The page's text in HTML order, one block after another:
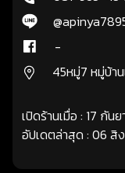
-
45หมู่7 หมู่บ้า
เปิดร้านเมื่อ : 17 กัน
อัปเดตล่าสุด : 06 สิ